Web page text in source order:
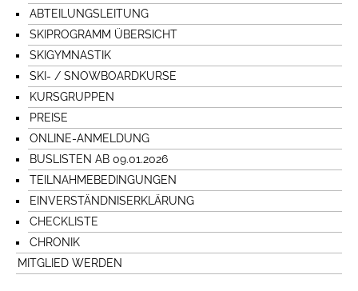
ABTEILUNGSLEITUNG
SKIPROGRAMM ÜBERSICHT
SKIGYMNASTIK
SKI- / SNOWBOARDKURSE
KURSGRUPPEN
PREISE
ONLINE-ANMELDUNG
BUSLISTEN AB 09.01.2026
TEILNAHMEBEDINGUNGEN
EINVERSTÄNDNISERKLÄRUNG
CHECKLISTE
CHRONIK
MITGLIED WERDEN